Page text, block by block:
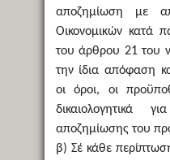
αποζημίωση με
Οικονομικών κατά
του άρθρου 21 του
την ίδια απόφαση
οι όροι, οι
δικαιολογητικά
αποζημίωσης του
β) Σέ κάθε